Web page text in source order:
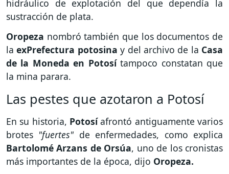
hidráulico de explotación del que dependía la
sustracción de plata.
Oropeza nombró también que los documentos de
laexPrefectura potosina y del archivo de la Casa
de la Moneda en Potosítampoco constatan que
la mina parara.
Las pestes que azotaron a Potosí
En su historia, Potosíafrontó antiguamente varios
brotes "fuertes"de enfermedades, como explica
Bartolomé Arzans de Orsúa, uno de los cronistas
más importantes de la época, dijo Oropeza.